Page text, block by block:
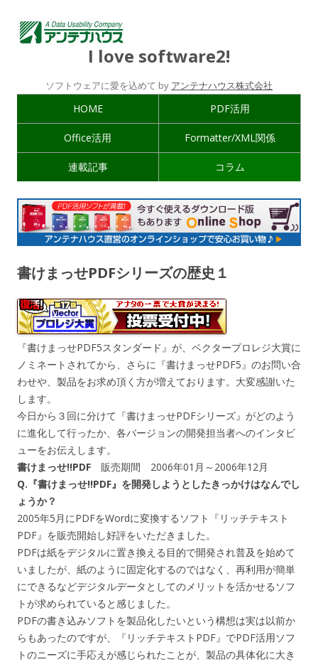
I love software2!
ソフトウェアに愛を込めて by アンテナハウス株式会社
HOME PDF活用
Office活用 Formatter/XML関係
連載記事 コラム
書けまっせPDFシリーズの歴史１
『書けまっせPDF5スタンダード』が、ベクタープロレジ大賞に
ノミネートされてから、さらに『書けまっせPDF5』のお問い合
わせや、製品をお求め頂く方が増えております。大変感謝いた
します。
今日から３回に分けて『書けまっせPDFシリーズ』がどのよう
に進化して行ったか、各バージョンの開発担当者へのインタビ
ューをお伝えします。
書けまっせ!!PDF 販売期間 2006年01月～2006年12月
Q.『書けまっせ!!PDF』を開発しようとしたきっかけはなんでし
ょうか？
2005年5月にPDFをWordに変換するソフト『リッチテキスト
PDF』を販売開始し好評をいただきました。
PDFは紙をデジタルに置き換える目的で開発され普及を始めて
いましたが、紙のように固定化するのではなく、再利用が簡単
にできるなどデジタルデータとしてのメリットを活かせるソフ
トが求められていると感じました。
PDFの書き込みソフトを製品化したいという構想は実は以前か
らもあったのですが、『リッチテキストPDF』でPDF活用ソフ
トのニーズに手応えが感じられたことが、製品の具体化に大き